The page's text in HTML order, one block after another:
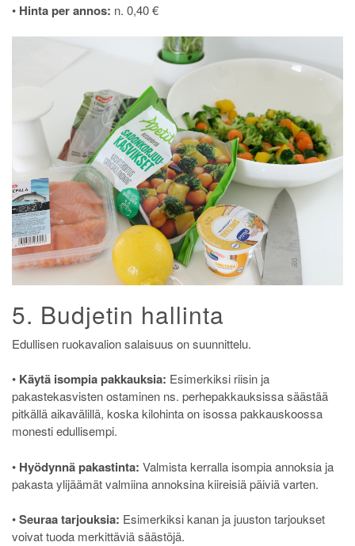
• Hinta per annos: n. 0,40 €
5. Budjetin hallinta
Edullisen ruokavalion salaisuus on suunnittelu.
• Käytä isompia pakkauksia: Esimerkiksi riisin ja
pakastekasvisten ostaminen ns. perhepakkauksissa säästää
pitkällä aikavälillä, koska kilohinta on isossa pakkauskoossa
monesti edullisempi.
• Hyödynnä pakastinta: Valmista kerralla isompia annoksia ja
pakasta ylijäämät valmiina annoksina kiireisiä päiviä varten.
•Seuraa tarjouksia: Esimerkiksi kanan ja juuston tarjoukset
voivat tuoda merkittäviä säästöjä.